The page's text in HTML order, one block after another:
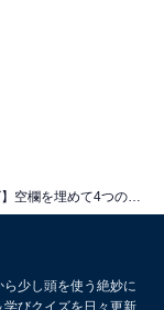
少し頭を使う絶妙に